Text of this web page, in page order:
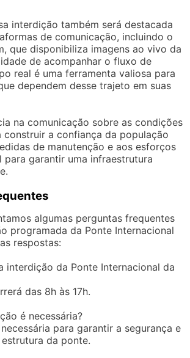
interdição também será destacada
de comunicação, incluindo o
que disponibiliza imagens ao vivo da
de acompanhar o fluxo de
real é uma ferramenta valiosa para
dependem desse trajeto em suas
na comunicação sobre as condições
construir a confiança da população
de manutenção e aos esforços
garantir uma infraestrutura
algumas perguntas frequentes
programada da Ponte Internacional
respostas:
interdição da Ponte Internacional da
das 8h às 17h.
é necessária?
para garantir a segurança e
da ponte.